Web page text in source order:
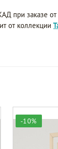
при заказе
от коллекции
-10%